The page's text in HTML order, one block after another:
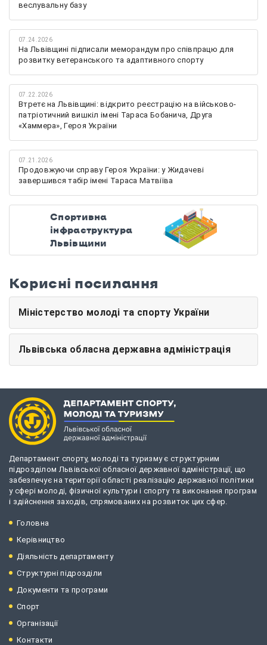
веслувальну базу
07.24.2026
На Львівщині підписали меморандум про співпрацю для
розвитку ветеранського та адаптивного спорту
07.22.2026
Втретє на Львівщині: відкрито реєстрацію на військово-
патріотичний вишкіл імені Тараса Бобанича, Друга
«Хаммера», Героя України
07.21.2026
Продовжуючи справу Героя України: у Жидачеві
завершився табір імені Тараса Матвіїва
Спортивна
інфраструктура
Львівщини
Корисні посилання
Міністерство молоді та спорту України
Львівська обласна державна адміністрація
Департамент спорту, молоді та туризму є структурним
підрозділом Львівської обласної державної адміністрації, що
забезпечує на території області реалізацію державної політики
у сфері молоді, фізичної культури і спорту та виконання програм
і здійснення заходів, спрямованих на розвиток цих сфер.
Головна
Керівництво
Діяльність департаменту
Структурні підрозділи
Документи та програми
Спорт
Організації
Контакти